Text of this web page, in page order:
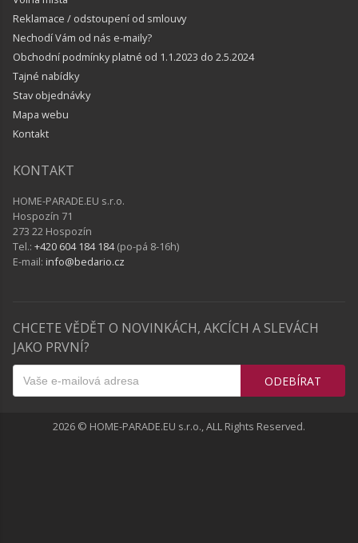
Reklamace / odstoupení od smlouvy
Nechodí Vám od nás e-maily?
Obchodní podmínky platné od 1.1.2023 do 2.5.2024
Tajné nabídky
Stav objednávky
Mapa webu
Kontakt
KONTAKT
HOME-PARADE.EU s.r.o.
Hospozín 71
273 22 Hospozín
Tel.: +420 604 184 184(po-pá 8-16h)
E-mail: info@bedario.cz
CHCETE VĚDĚT O NOVINKÁCH, AKCÍCH A SLEVÁCH
JAKO PRVNÍ?
ODEBÍRAT
2026 © HOME-PARADE.EU s.r.o., ALL Rights Reserved.